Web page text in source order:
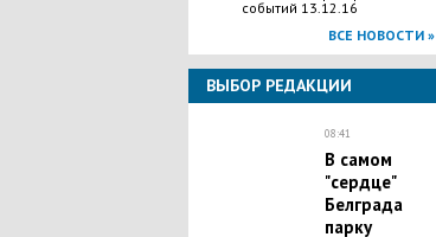
событий 13.12.16
ВСЕ НОВОСТИ »
ВЫБОР РЕДАКЦИИ
08:41
В самом
"сердце"
Белграда
парку